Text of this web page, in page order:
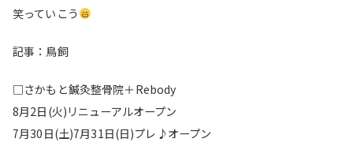
笑っていこう
記事：鳥飼
□さかもと鍼灸整骨院＋Rebody
8月2日(火)リニューアルオープン
7月30日(土)7月31日(日)プレ♪オープン